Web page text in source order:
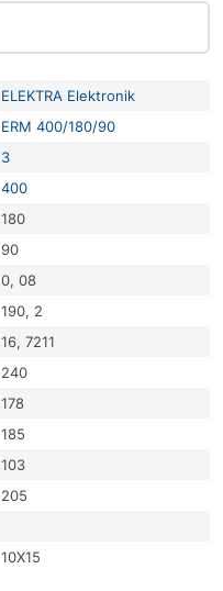
ELEKTRA Elektronik
ERM 400/180/90
3
400
180
90
0, 08
190, 2
16, 7211
240
178
185
103
205
10X15